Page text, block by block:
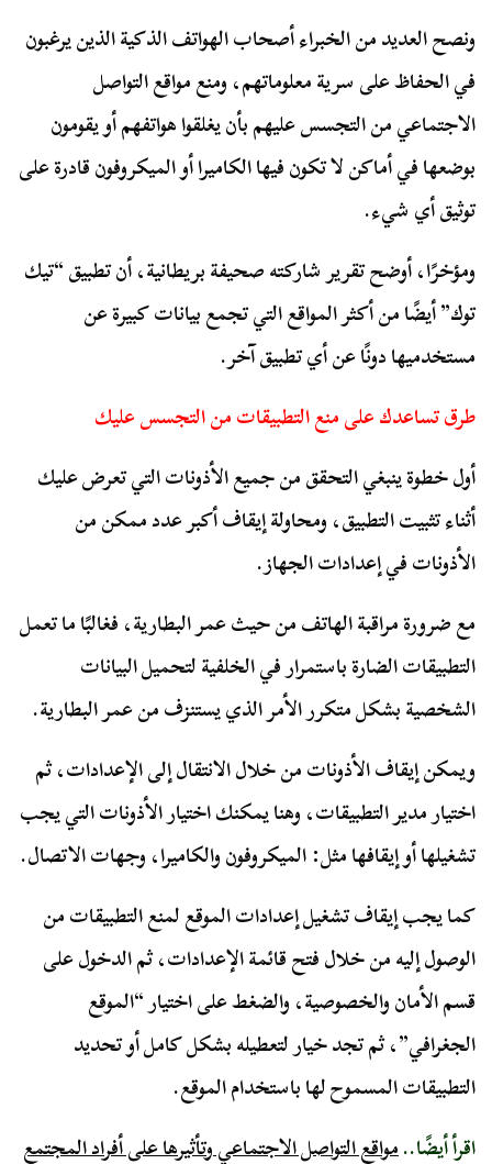
ونصح العديد من الخبراء أصحاب الهواتف الذكية الذين يرغبون
في الحفاظ على سرية معلوماتهم، ومنع مواقع التواصل
الاجتماعي من التجسس عليهم بأن يغلقوا هواتفهم أو يقومون
بوضعها في أماكن لا تكون فيها الكاميرا أو الميكروفون قادرة على
توثيق أي شيء.
ومؤخرًا، أوضح تقرير شاركته صحيفة بريطانية، أن تطبيق “تيك
توك” أيضًا من أكثر المواقع التي تجمع بيانات كبيرة عن
مستخدميها دونًا عن أي تطبيق آخر.
طرق تساعدك على منع التطبيقات من التجسس عليك
أول خطوة ينبغي التحقق من جميع الأذونات التي تعرض عليك
أثناء تثبيت التطبيق، ومحاولة إيقاف أكبر عدد ممكن من
الأذونات في إعدادات الجهاز.
مع ضرورة مراقبة الهاتف من حيث عمر البطارية، فغالبًا ما تعمل
التطبيقات الضارة باستمرار في الخلفية لتحميل البيانات
الشخصية بشكل متكرر الأمر الذي يستنزف من عمر البطارية.
ويمكن إيقاف الأذونات من خلال الانتقال إلى الإعدادات، ثم
اختيار مدير التطبيقات، وهنا يمكنك اختيار الأذونات التي يجب
تشغيلها أو إيقافها مثل: الميكروفون والكاميرا، وجهات الاتصال.
كما يجب إيقاف تشغيل إعدادات الموقع لمنع التطبيقات من
الوصول إليه من خلال فتح قائمة الإعدادات، ثم الدخول على
قسم الأمان والخصوصية، والضغط على اختيار “الموقع
الجغرافي”، ثم تجد خيار لتعطيله بشكل كامل أو تحديد
التطبيقات المسموح لها باستخدام الموقع.
اقرأ أيضًا..مواقع التواصل الاجتماعي وتأثيرها على أفراد المجتمع